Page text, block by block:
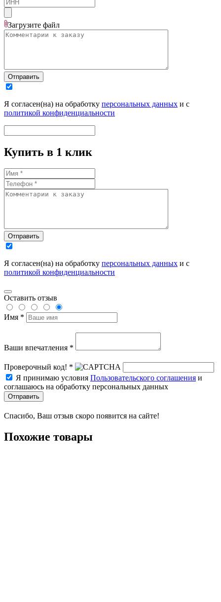
Загрузите файл
Отправить
Я согласен(на) на обработку персональных данных и с
политикой конфиденциальности
Купить в 1 клик
Отправить
Я согласен(на) на обработку персональных данных и с
политикой конфиденциальности
Оставить отзыв
Имя *
Ваши впечатления *
Проверочный код! *
Я принимаю условия Пользовательского соглашения и
соглашаюсь на обработку персональных данных
Отправить
Спасибо, Ваш отзыв скоро появится на сайте!
Похожие товары